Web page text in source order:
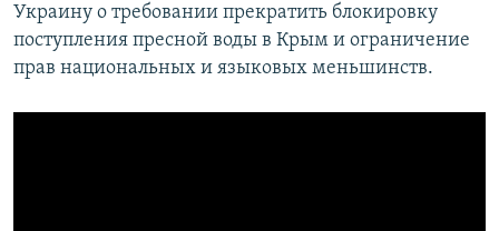
Украину о требовании прекратить блокировку
поступления пресной воды в Крым и ограничение
прав национальных и языковых меньшинств.